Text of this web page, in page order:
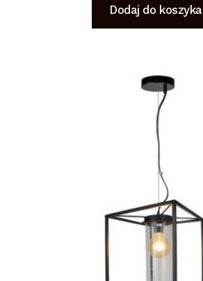
Dodaj do koszyka